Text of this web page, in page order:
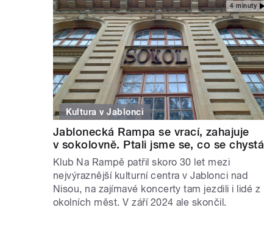
4 minuty
Kultura v Jablonci
Jablonecká Rampa se vrací, zahajuje
v sokolovně. Ptali jsme se, co se chystá
Klub Na Rampě patřil skoro 30 let mezi
nejvýraznější kulturní centra v Jablonci nad
Nisou, na zajímavé koncerty tam jezdili i lidé z
okolních měst. V září 2024 ale skončil.